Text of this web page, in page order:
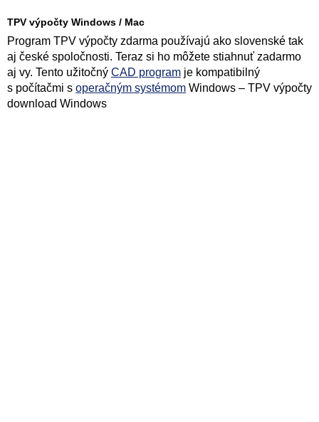
TPV výpočty Windows / Mac
Program TPV výpočty zdarma používajú ako slovenské tak
aj české spoločnosti. Teraz si ho môžete stiahnuť zadarmo
aj vy. Tento užitočný CAD program je kompatibilný
s počítačmi s operačným systémom Windows – TPV výpočty
download Windows